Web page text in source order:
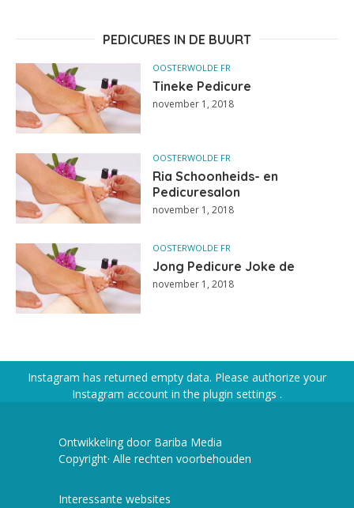
PEDICURES IN DE BUURT
OOSTERWOLDE FR
Tineke Pedicure
november 1, 2018
OOSTERWOLDE FR
Ria Schoonheids- en
Pedicuresalon
november 1, 2018
OOSTERWOLDE FR
Jong Pedicure Joke de
november 1, 2018
Instagram has returned empty data. Please authorize your
Instagram account in the plugin settings .
Ontwikkeling door Bariba Media
Copyright· Alle rechten voorbehouden
Interessante websites